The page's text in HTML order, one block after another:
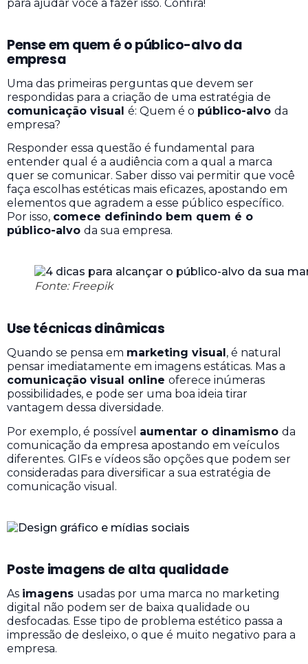
para ajudar você a fazer isso. Confira!
Pense em quem é o público-alvo da
empresa
Uma das primeiras perguntas que devem ser
respondidas para a criação de uma estratégia de
comunicação visual é: Quem é o público-alvo da
empresa?
Responder essa questão é fundamental para
entender qual é a audiência com a qual a marca
quer se comunicar. Saber disso vai permitir que você
faça escolhas estéticas mais eficazes, apostando em
elementos que agradem a esse público específico.
Por isso, comece definindo bem quem é o
público-alvo da sua empresa.
Fonte: Freepik
Use técnicas dinâmicas
Quando se pensa em marketing visual, é natural
pensar imediatamente em imagens estáticas. Mas a
comunicação visual online oferece inúmeras
possibilidades, e pode ser uma boa ideia tirar
vantagem dessa diversidade.
Por exemplo, é possível aumentar o dinamismo da
comunicação da empresa apostando em veículos
diferentes. GIFs e vídeos são opções que podem ser
consideradas para diversificar a sua estratégia de
comunicação visual.
Poste imagens de alta qualidade
As imagens usadas por uma marca no marketing
digital não podem ser de baixa qualidade ou
desfocadas. Esse tipo de problema estético passa a
impressão de desleixo, o que é muito negativo para a
empresa.